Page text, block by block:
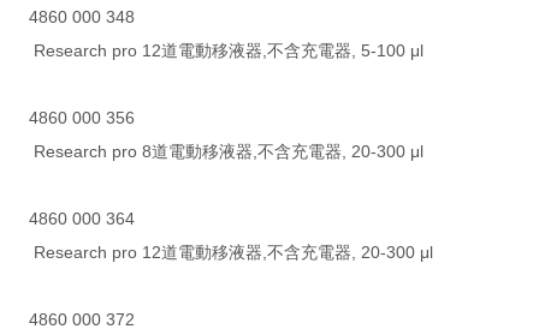
4860 000 348
Research pro 12道電動移液器,不含充電器, 5-100 μl
4860 000 356
Research pro 8道電動移液器,不含充電器, 20-300 μl
4860 000 364
Research pro 12道電動移液器,不含充電器, 20-300 μl
4860 000 372